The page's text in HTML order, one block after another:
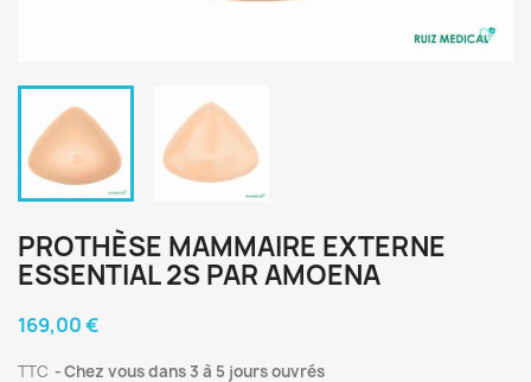
PROTHÈSE MAMMAIRE EXTERNE
ESSENTIAL 2S PAR AMOENA
169,00 €
TTC Chez vous dans 3 à 5 jours ouvrés